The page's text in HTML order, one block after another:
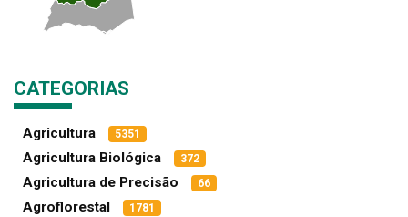
CATEGORIAS
Agricultura 5351
Agricultura Biológica 372
Agricultura de Precisão 66
Agroflorestal 1781